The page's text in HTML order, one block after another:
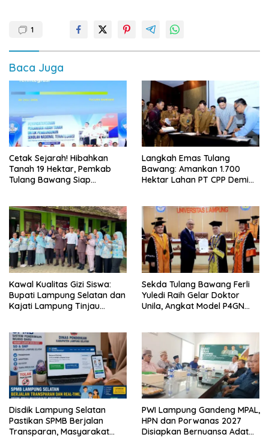
1
Baca Juga
Cetak Sejarah! Hibahkan
Tanah 19 Hektar, Pemkab
Tulang Bawang Siap
Lampung
Langkah Emas Tulang
Bawang: Amankan 1.700
Hektar Lahan PT CPP Demi
Kawal Kualitas Gizi Siswa:
Bupati Lampung Selatan dan
Kajati Lampung Tinjau
Sekda Tulang Bawang Ferli
Yuledi Raih Gelar Doktor
Unila, Angkat Model P4GN
Disdik Lampung Selatan
Pastikan SPMB Berjalan
Transparan, Masyarakat
PWI Lampung Gandeng MPAL,
HPN dan Porwanas 2027
Disiapkan Bernuansa Adat